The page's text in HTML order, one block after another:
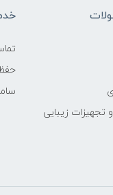
زیبایی